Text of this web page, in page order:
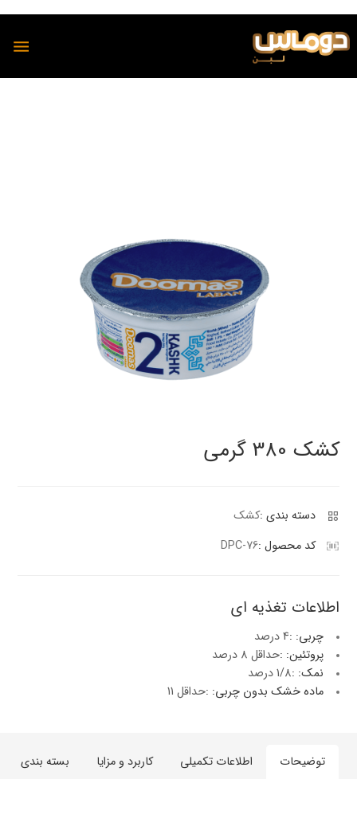
مجله آشپزی دوماس
دانستنی های سلامت
English
Arabic
کشک 380 گرمی
دسته بندی :کشک
کد محصول :DPC-76
اطلاعات تغذیه ای
چربی: :4 درصد
پروتئین: :حداقل 8 درصد
نمک: :1/8 درصد
ماده خشک بدون چربی: :حداقل 11
توضیحات اطلاعات تکمیلی کاربرد و مزایا بسته بندی